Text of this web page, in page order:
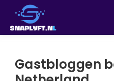
Gastbloggen